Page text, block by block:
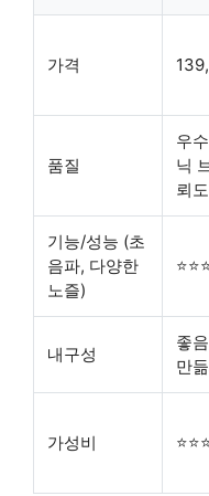
가격
품질
우
닉
뢰
기능/성능 (초
음파, 다양한
노즐)
내구성
좋
만
가성비